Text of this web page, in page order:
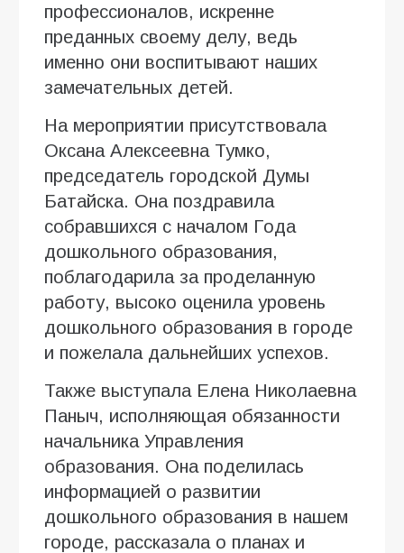
профессионалов, искренне
преданных своему делу, ведь
именно они воспитывают наших
замечательных детей.
На мероприятии присутствовала
Оксана Алексеевна Тумко,
председатель городской Думы
Батайска. Она поздравила
собравшихся с началом Года
дошкольного образования,
поблагодарила за проделанную
работу, высоко оценила уровень
дошкольного образования в городе
и пожелала дальнейших успехов.
Также выступала Елена Николаевна
Паныч, исполняющая обязанности
начальника Управления
образования. Она поделилась
информацией о развитии
дошкольного образования в нашем
городе, рассказала о планах и